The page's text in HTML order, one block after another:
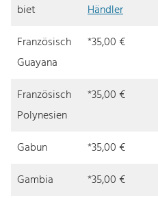
biet
Händler
Französisch
Guayana
*35,00 €
Französisch
Polynesien
*35,00 €
Gabun *35,00 €
Gambia
*35,00 €